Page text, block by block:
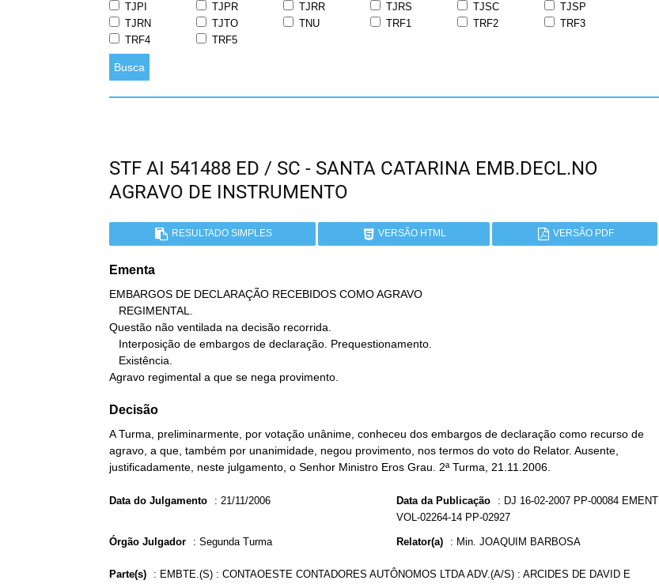
TJPI
TJPR TJRR TJRS TJSC
TJSP
TJRN
TJTO TNU TRF1 TRF2
TRF3
TRF4
TRF5
Busca
STF AI 541488 ED / SC - SANTA CATARINA EMB.DECL.NO
AGRAVO DE INSTRUMENTO
RESULTADO SIMPLES VERSÃO HTML VERSÃO PDF
Ementa
EMBARGOS DE DECLARAÇÃO RECEBIDOS COMO AGRAVO
Questão não ventilada na decisão recorrida.
Agravo regimental a que se nega provimento.
Decisão
A Turma, preliminarmente, por votação unânime, conheceu dos embargos de declaração como recurso de
agravo, a que, também por unanimidade, negou provimento, nos termos do voto do Relator. Ausente,
justificadamente, neste julgamento, o Senhor Ministro Eros Grau. 2ª Turma, 21.11.2006.
Data do Julgamento : 21/11/2006 Data da Publicação : DJ 16-02-2007 PP-00084 EMENT
VOL-02264-14 PP-02927
Órgão Julgador : Segunda Turma Relator(a) : Min. JOAQUIM BARBOSA
Parte(s) : EMBTE.(S) : CONTAOESTE CONTADORES AUTÔNOMOS LTDA ADV.(A/S) : ARCIDES DE DAVID E